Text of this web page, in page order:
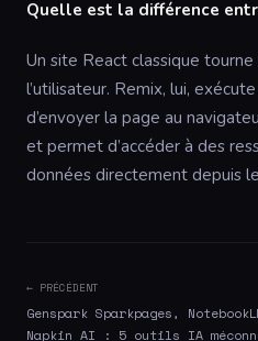
Quelle est la différence
Un site React classique
l’utilisateur. Remix, lui,
d’envoyer la page au
et permet d’accéder à des
données directement depuis
← PRÉCÉDENT
Genspark Sparkpages,
Napkin AI : 5 outils IA